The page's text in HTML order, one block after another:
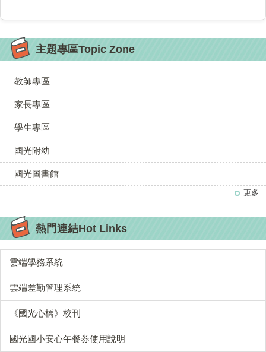
主題專區Topic Zone
教師專區
家長專區
學生專區
國光附幼
國光圖書館
更多...
熱門連結Hot Links
雲端學務系統
雲端差勤管理系統
《國光心橋》校刊
國光國小安心午餐券使用說明